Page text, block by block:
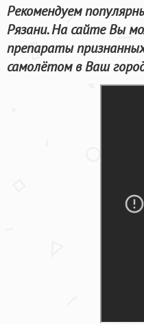
Рекомендуем
Рязани. На сайте Вы
препараты
самолётом в Ваш